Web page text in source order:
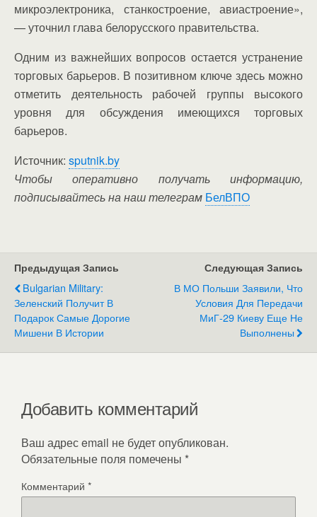
микроэлектроника, станкостроение, авиастроение»,
— уточнил глава белорусского правительства.
Одним из важнейших вопросов остается устранение
торговых барьеров. В позитивном ключе здесь можно
отметить деятельность рабочей группы высокого
уровня для обсуждения имеющихся торговых
барьеров.
Источник: sputnik.by
Чтобы оперативно получать информацию,
подписывайтесь на наш телеграм БелВПО
Предыдущая Запись
Bulgarian Military:
Зеленский Получит В
Подарок Самые Дорогие
Мишени В Истории
Следующая Запись
В МО Польши Заявили, Что
Условия Для Передачи
МиГ-29 Киеву Еще Не
Выполнены
Добавить комментарий
Ваш адрес email не будет опубликован.
Обязательные поля помечены *
Комментарий *